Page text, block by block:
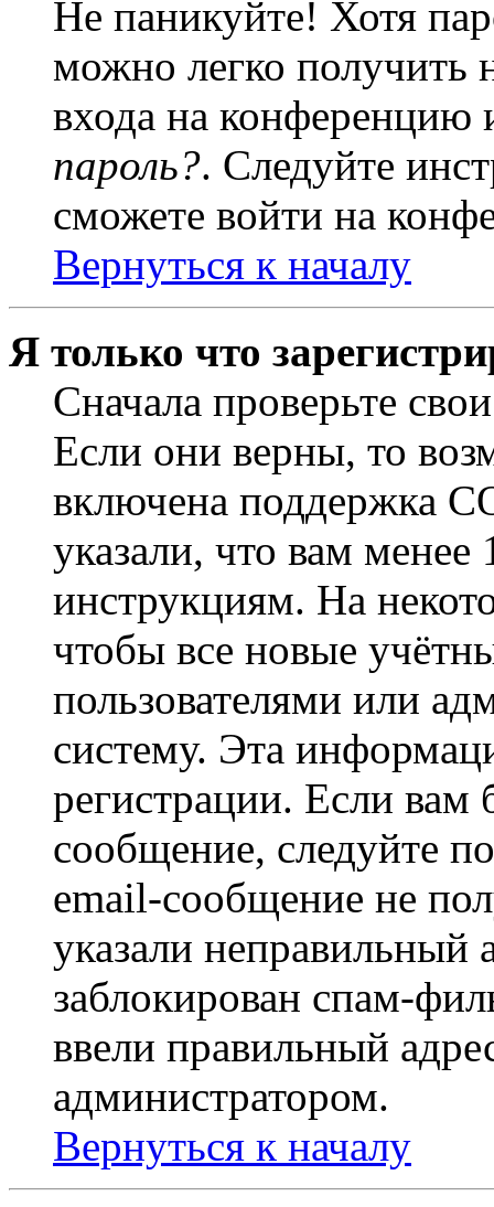
Не паникуйте! Хотя
можно легко получить
входа на
пароль?. Следуйте
сможете войти на
Вернуться к началу
Я только что
Сначала проверьте
Если они верны, то
включена поддержка
указали, что вам
инструкциям. На
чтобы все новые
пользователями или
систему. Эта
регистрации. Если
сообщение, следуйте
email-сообщение не
указали неправильный
заблокирован спам-
ввели правильный
администратором.
Вернуться к началу